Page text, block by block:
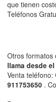
que tienen
Teléfonos
Otros formatos
llama desde
Venta teléfono:
911753650 .